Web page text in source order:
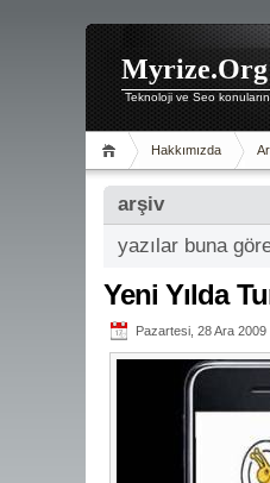
Myrize.Org
Teknoloji ve Seo
Hakkımızda
arşiv
yazılar buna
Yeni Yılda
Pazartesi, 28 Ara 2009